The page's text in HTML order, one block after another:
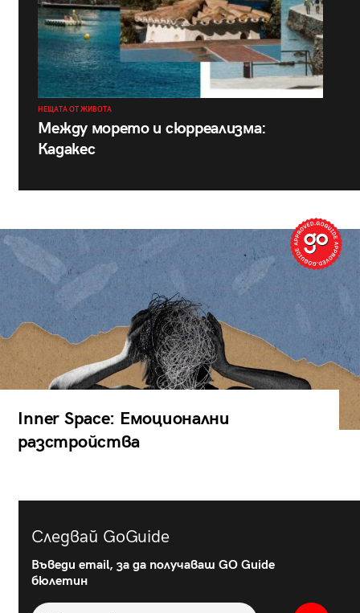
НЕЩАТА ОТ ЖИВОТА
Между морето и сюрреализма:
Кадакес
Inner Space: Емоционални
разстройства
Следвай GoGuide
Въведи email, за да получаваш GO Guide
бюлетин